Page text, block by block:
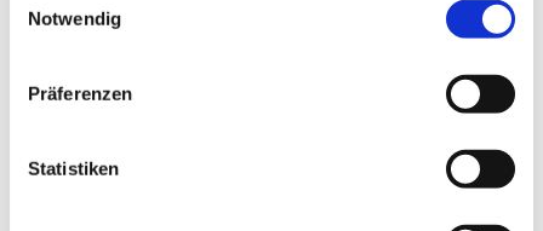
Notwendig
Präferenzen
Statistiken